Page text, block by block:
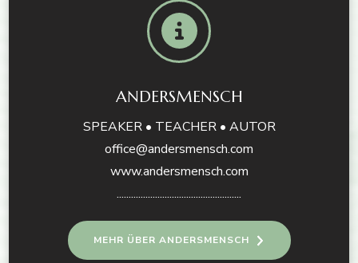
ANDERSMENSCH
SPEAKER • TEACHER • AUTOR
office@andersmensch.com
www.andersmensch.com
....................................................
MEHR ÜBER ANDERSMENSCH